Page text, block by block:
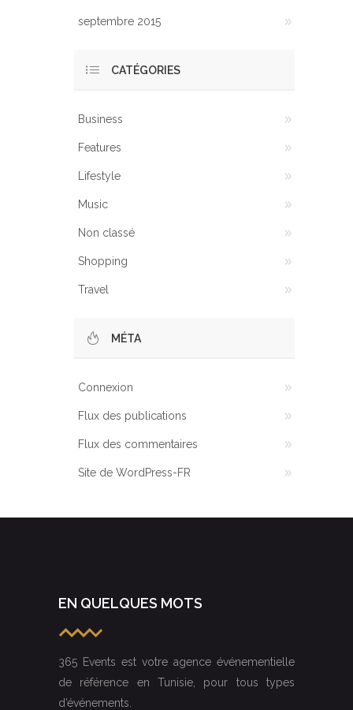
septembre 2015
CATÉGORIES
Business
Features
Lifestyle
Music
Non classé
Shopping
Travel
MÉTA
Connexion
Flux des publications
Flux des commentaires
Site de WordPress-FR
EN QUELQUES MOTS
365 Events est votre agence événementielle
de référence en Tunisie, pour tous types
d’événements.